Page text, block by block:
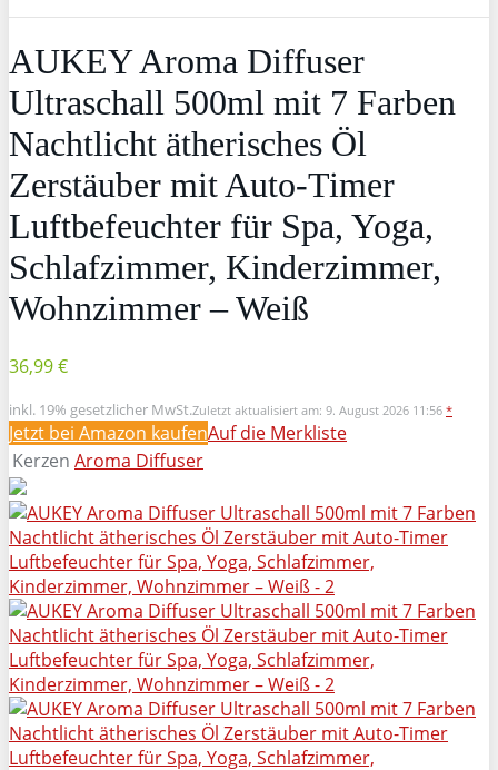
AUKEY Aroma Diffuser
Ultraschall 500ml mit 7 Farben
Nachtlicht ätherisches Öl
Zerstäuber mit Auto-Timer
Luftbefeuchter für Spa, Yoga,
Schlafzimmer, Kinderzimmer,
Wohnzimmer – Weiß
36,99 €
inkl. 19% gesetzlicher MwSt.Zuletzt aktualisiert am: 9. August 2026 11:56 *
Jetzt bei Amazon kaufenAuf die Merkliste
Kerzen Aroma Diffuser